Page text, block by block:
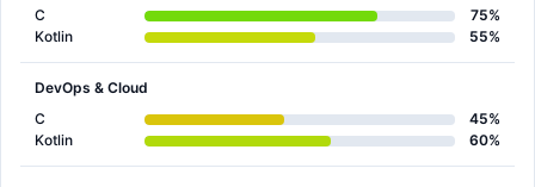
C
75%
Kotlin
55%
DevOps & Cloud
C
45%
Kotlin
60%